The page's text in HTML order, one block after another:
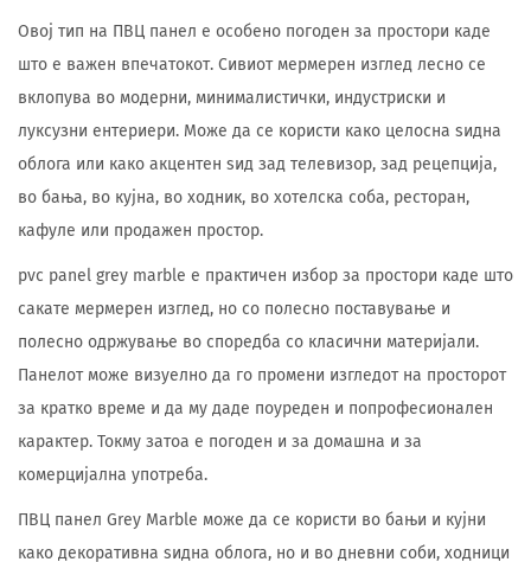
Овој тип на ПВЦ панел е особено погоден за простори каде
што е важен впечатокот. Сивиот мермерен изглед лесно се
вклопува во модерни, минималистички, индустриски и
луксузни ентериери. Може да се користи како целосна ѕидна
облога или како акцентен ѕид зад телевизор, зад рецепција,
во бања, во кујна, во ходник, во хотелска соба, ресторан,
кафуле или продажен простор.
pvc panel grey marble е практичен избор за простори каде што
сакате мермерен изглед, но со полесно поставување и
полесно одржување во споредба со класични материјали.
Панелот може визуелно да го промени изгледот на просторот
за кратко време и да му даде поуреден и попрофесионален
карактер. Токму затоа е погоден и за домашна и за
комерцијална употреба.
ПВЦ панел Grey Marble може да се користи во бањи и кујни
како декоративна ѕидна облога, но и во дневни соби, ходници